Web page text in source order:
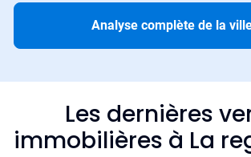
Analyse complète de la
Les dernières
immobilières à La